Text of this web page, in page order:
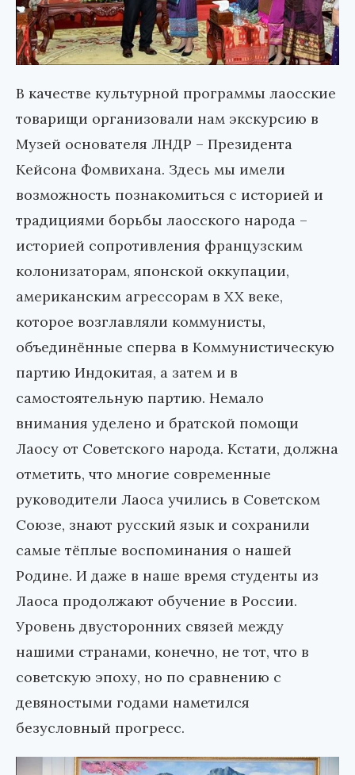
В качестве культурной программы лаосские
товарищи организовали нам экскурсию в
Музей основателя ЛНДР – Президента
Кейсона Фомвихана. Здесь мы имели
возможность познакомиться с историей и
традициями борьбы лаосского народа –
историей сопротивления французским
колонизаторам, японской оккупации,
американским агрессорам в XX веке,
которое возглавляли коммунисты,
объединённые сперва в Коммунистическую
партию Индокитая, а затем и в
самостоятельную партию. Немало
внимания уделено и братской помощи
Лаосу от Советского народа. Кстати, должна
отметить, что многие современные
руководители Лаоса учились в Советском
Союзе, знают русский язык и сохранили
самые тёплые воспоминания о нашей
Родине. И даже в наше время студенты из
Лаоса продолжают обучение в России.
Уровень двусторонних связей между
нашими странами, конечно, не тот, что в
советскую эпоху, но по сравнению с
девяностыми годами наметился
безусловный прогресс.